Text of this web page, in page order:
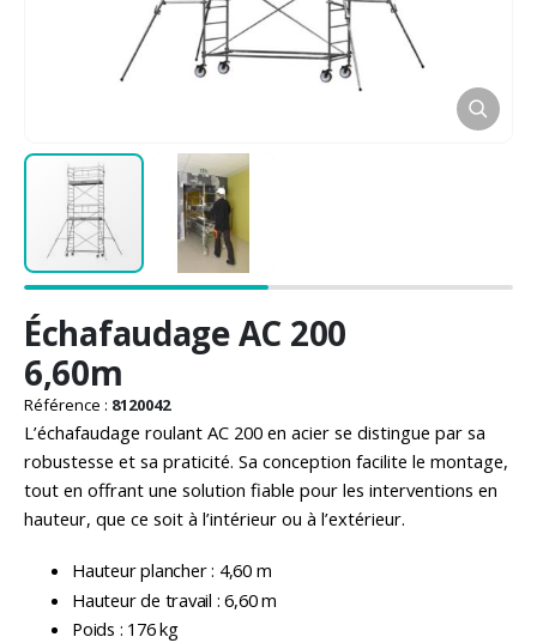
au
début
de
la
Galerie
d’images
Échafaudage AC 200
6,60m
Référence : 8120042
L’échafaudage roulant AC 200 en acier se distingue par sa
robustesse et sa praticité. Sa conception facilite le montage,
tout en offrant une solution fiable pour les interventions en
hauteur, que ce soit à l’intérieur ou à l’extérieur.
Hauteur plancher : 4,60 m
Hauteur de travail : 6,60 m
Poids : 176 kg